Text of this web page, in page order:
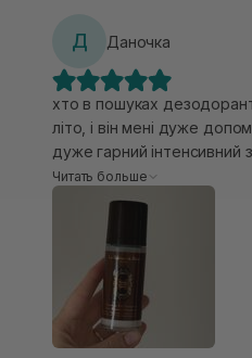
Д Даночка
хто в пошуках
літо, і він мені дуже
дуже гарний
тримається, якщо у вас
чути цей дезодорант,
Читать больше